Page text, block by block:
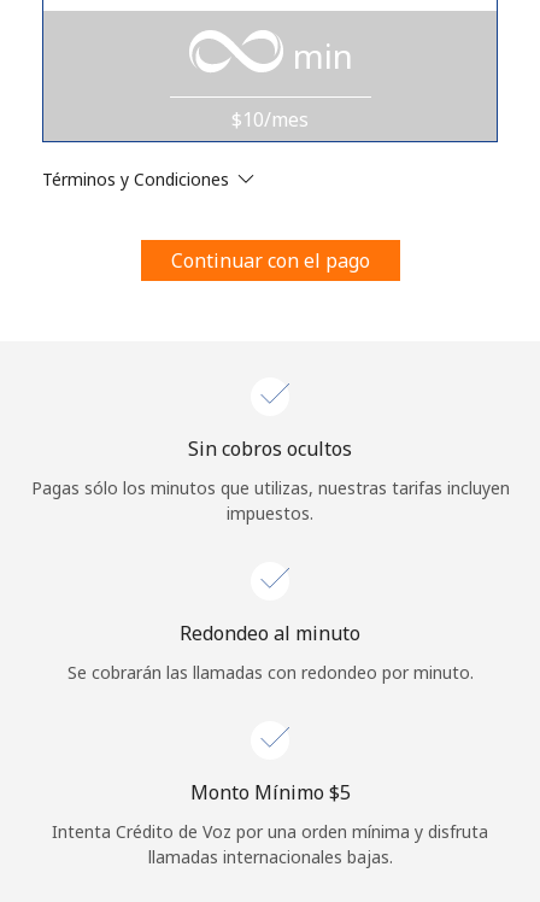
estosTérminos y condiciones.
Únete
¡Hola!
Inicia sesión oREGÍSTRATE →
¿Olvidaste tu contraseña? →
Continuar con
min
$10/mes
Términos y Condiciones
Continuar con el pago
Sin cobros ocultos
Pagas sólo los minutos que utilizas, nuestras tarifas incluyen
impuestos.
Redondeo al minuto
Se cobrarán las llamadas con redondeo por minuto.
Monto Mínimo ⁦$5⁩
Intenta Crédito de Voz por una orden mínima y disfruta
llamadas internacionales bajas.